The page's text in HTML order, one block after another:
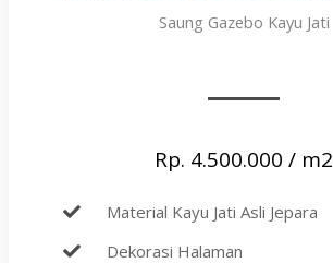
Saung Gazebo Kayu Jati​
Rp. 4.500.000 / m2
Material Kayu Jati Asli Jepara
Dekorasi Halaman